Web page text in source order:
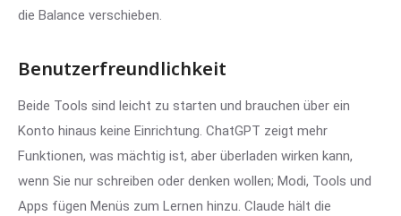
die Balance verschieben.
Benutzerfreundlichkeit
Beide Tools sind leicht zu starten und brauchen über ein
Konto hinaus keine Einrichtung. ChatGPT zeigt mehr
Funktionen, was mächtig ist, aber überladen wirken kann,
wenn Sie nur schreiben oder denken wollen; Modi, Tools und
Apps fügen Menüs zum Lernen hinzu. Claude hält die